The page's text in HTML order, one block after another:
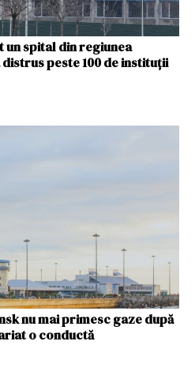
un spital din regiunea
distrus peste 100 de instituţii
nu mai primesc gaze după
o conductă